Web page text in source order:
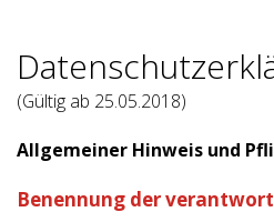
(Gültig ab 25.05.2018)
Allgemeiner Hinweis und
Benennung der